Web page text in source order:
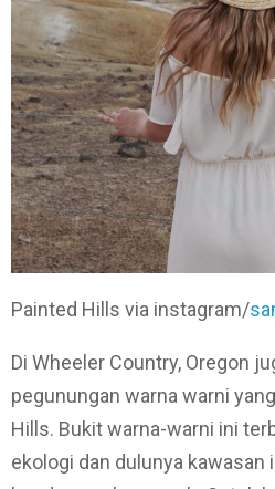
Painted Hills via instagram/
Di Wheeler Country, Oregon
pegunungan warna warni
Hills. Bukit warna-warni ini
ekologi dan dulunya kawasan